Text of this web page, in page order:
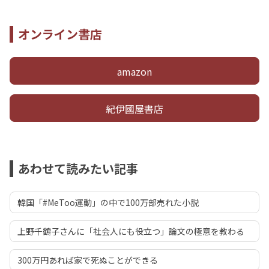
オンライン書店
amazon
紀伊國屋書店
あわせて読みたい記事
韓国「#MeToo運動」の中で100万部売れた小説
上野千鶴子さんに「社会人にも役立つ」論文の極意を教わる
300万円あれば家で死ぬことができる